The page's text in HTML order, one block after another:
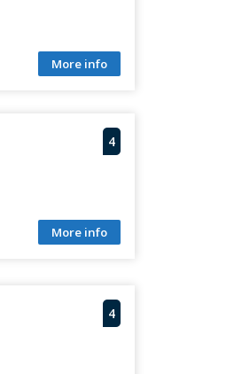
More info
4
More info
4